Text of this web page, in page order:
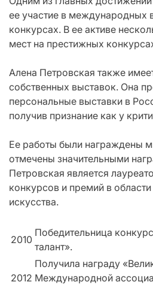
ее участие в международных
конкурсах. В ее активе
мест на престижных
Алена Петровская также
собственных выставок. Она
персональные выставки в
получив признание как у
Ее работы были награждены
отмечены значительными
Петровская является
конкурсов и премий в
искусства.
2010
Победительница
талант».
2012
Получила награду
Международной